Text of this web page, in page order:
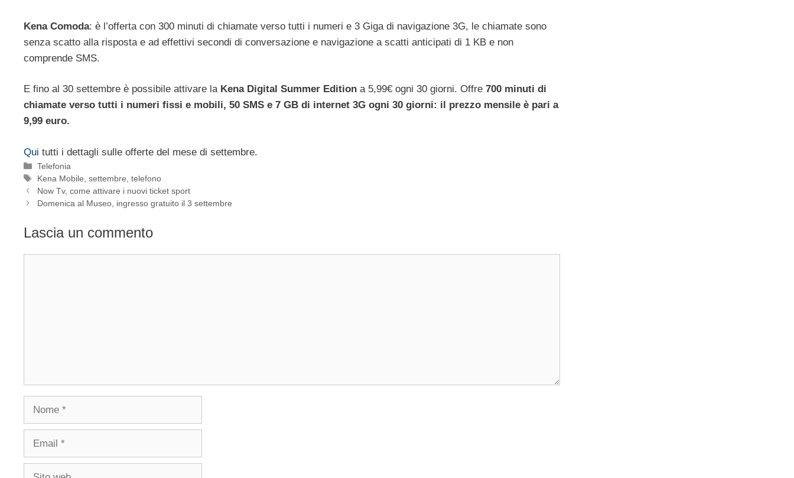
Kena Comoda: è l’offerta con 300 minuti di chiamate verso tutti i numeri e 3 Giga di navigazione 3G, le chiamate sono
senza scatto alla risposta e ad effettivi secondi di conversazione e navigazione a scatti anticipati di 1 KB e non
comprende SMS.
E fino al 30 settembre è possibile attivare la Kena Digital Summer Edition a 5,99€ ogni 30 giorni. Offre 700 minuti di
chiamate verso tutti i numeri fissi e mobili, 50 SMS e 7 GB di internet 3G ogni 30 giorni: il prezzo mensile è pari a
9,99 euro.
Qui tutti i dettagli sulle offerte del mese di settembre.
Categorie
Telefonia
Tag
Kena Mobile ,settembre ,telefono
Now Tv, come attivare i nuovi ticket sport
Domenica al Museo, ingresso gratuito il 3 settembre
Lascia un commento
Nome
Email
Sito